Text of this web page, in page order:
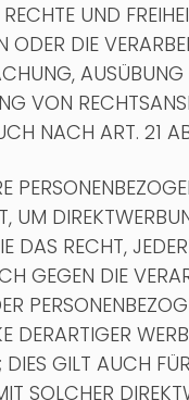
RECHTE UND
ODER DIE
AUSÜBUNG
VON
NACH ART. 21
UM
DAS RECHT,
GEGEN DIE
DERARTIGER
DIES GILT AUCH
SOLCHER